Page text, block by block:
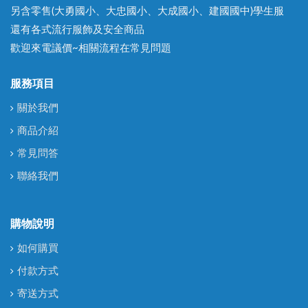
另含零售(大勇國小、大忠國小、大成國小、建國國中)學生服
還有各式流行服飾及安全商品
歡迎來電議價~相關流程在常見問題
服務項目
關於我們
商品介紹
常見問答
聯絡我們
購物說明
如何購買
付款方式
寄送方式